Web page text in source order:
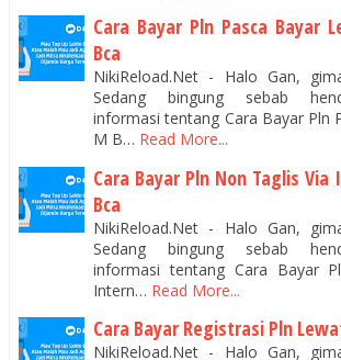
Cara Bayar Pln Pasca Bayar
Bca
NikiReload.Net - Halo Gan,
Sedang bingung sebab
informasi tentang Cara Bayar Pln
M B… Read More...
Cara Bayar Pln Non Taglis
Bca
NikiReload.Net - Halo Gan,
Sedang bingung sebab
informasi tentang Cara Bayar
Intern… Read More...
Cara Bayar Registrasi Pln
NikiReload.Net - Halo Gan,